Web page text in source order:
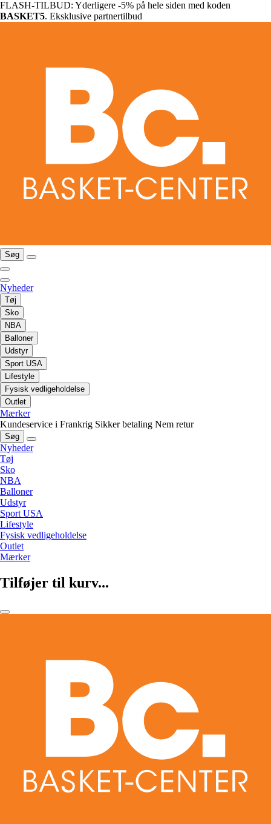
FLASH-TILBUD: Yderligere -5% på hele siden med koden
BASKET5. Eksklusive partnertilbud
Søg
Nyheder
Tøj
Sko
NBA
Balloner
Udstyr
Sport USA
Lifestyle
Fysisk vedligeholdelse
Outlet
Mærker
Kundeservice i Frankrig Sikker betaling Nem retur
Søg
Nyheder
Tøj
Sko
NBA
Balloner
Udstyr
Sport USA
Lifestyle
Fysisk vedligeholdelse
Outlet
Mærker
Tilføjer til kurv...